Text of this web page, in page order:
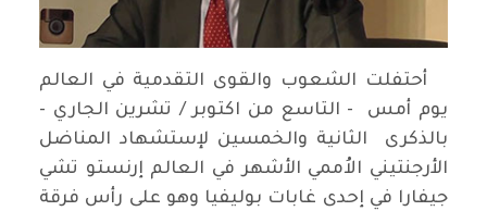
أحتفلت الشعوب والقوى التقدمية في العالم
يوم أمس - التاسع من اكتوبر / تشرين الجاري -
بالذكرى الثانية والخمسين لإستشهاد المناضل
الأرجنتيني الاُممي الأشهر في العالم إرنستو تشي
جيفارا في إحدى غابات بوليفيا وهو على رأس فرقة